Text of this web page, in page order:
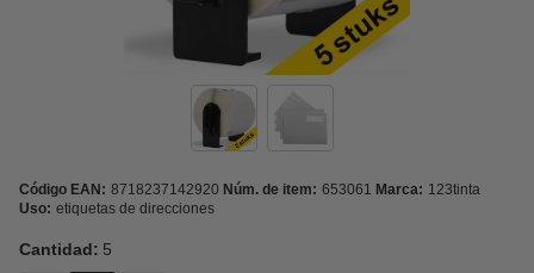
Código EAN: 8718237142920 Núm. de item: 653061 Marca: 123tinta
Uso: etiquetas de direcciones
Cantidad: 5